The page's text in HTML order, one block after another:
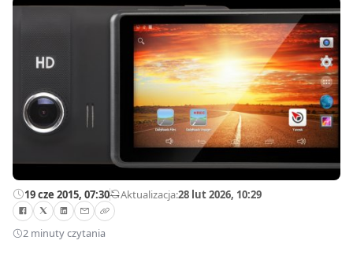
19 cze 2015, 07:30—Aktualizacja:28 lut 2026, 10:29
2 minuty czytania